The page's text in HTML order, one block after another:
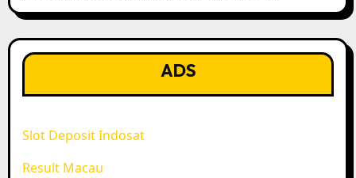
ADS
Slot Deposit Indosat
Result Macau